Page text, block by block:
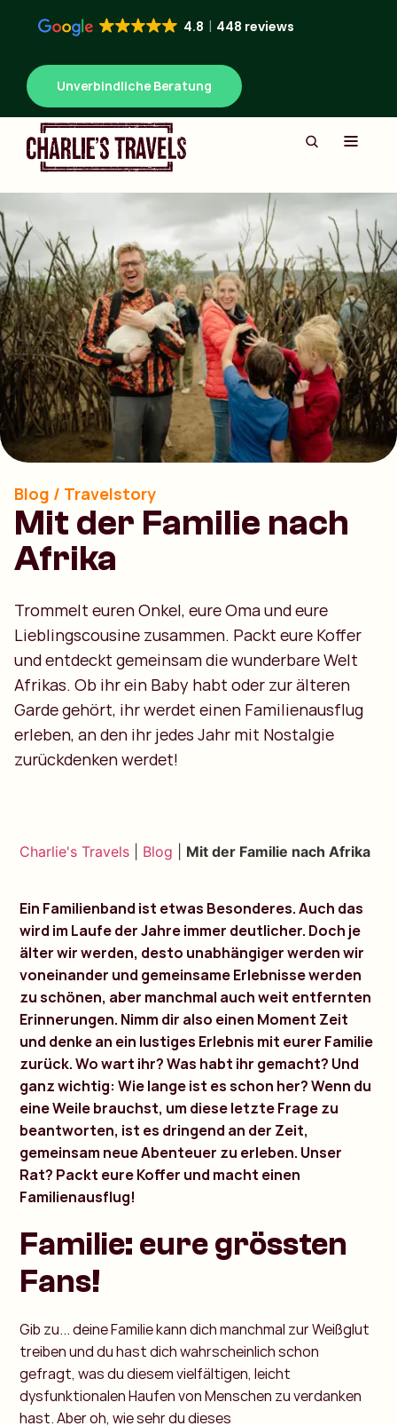
4.8 448 reviews
Unverbindliche Beratung
Blog / Travelstory
Mit der Familie nach
Afrika
Trommelt euren Onkel, eure Oma und eure
Lieblingscousine zusammen. Packt eure Koffer
und entdeckt gemeinsam die wunderbare Welt
Afrikas. Ob ihr ein Baby habt oder zur älteren
Garde gehört, ihr werdet einen Familienausflug
erleben, an den ihr jedes Jahr mit Nostalgie
zurückdenken werdet!
Charlie's Travels Blog Mit der Familie nach Afrika
Ein Familienband ist etwas Besonderes. Auch das
wird im Laufe der Jahre immer deutlicher. Doch je
älter wir werden, desto unabhängiger werden wir
voneinander und gemeinsame Erlebnisse werden
zu schönen, aber manchmal auch weit entfernten
Erinnerungen. Nimm dir also einen Moment Zeit
und denke an ein lustiges Erlebnis mit eurer Familie
zurück. Wo wart ihr? Was habt ihr gemacht? Und
ganz wichtig: Wie lange ist es schon her? Wenn du
eine Weile brauchst, um diese letzte Frage zu
beantworten, ist es dringend an der Zeit,
gemeinsam neue Abenteuer zu erleben. Unser
Rat? Packt eure Koffer und macht einen
Familienausflug!
Familie: eure grössten
Fans!
Gib zu... deine Familie kann dich manchmal zur Weißglut
treiben und du hast dich wahrscheinlich schon
gefragt, was du diesem vielfältigen, leicht
dysfunktionalen Haufen von Menschen zu verdanken
hast. Aber oh, wie sehr du dieses